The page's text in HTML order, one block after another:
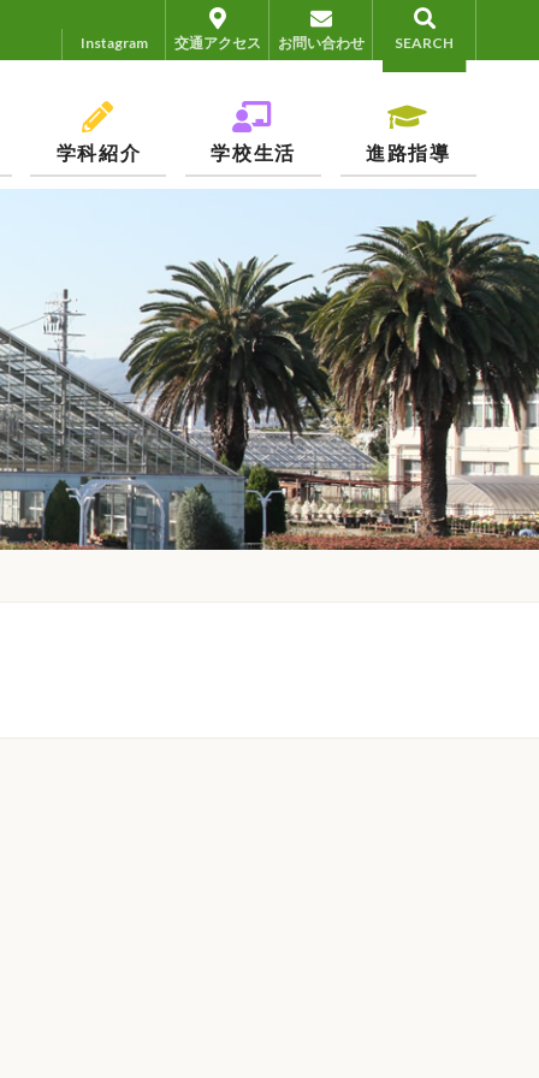
Instagram 交通アクセス お問い合わせ SEARCH
学科紹介 学校生活 進路指導
Instagram